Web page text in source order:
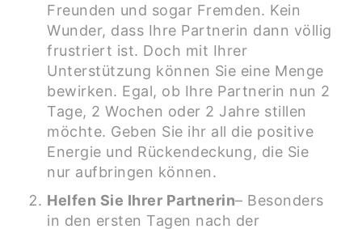
Freunden und sogar Fremden. Kein
Wunder, dass Ihre Partnerin dann völlig
frustriert ist. Doch mit Ihrer
Unterstützung können Sie eine Menge
bewirken. Egal, ob Ihre Partnerin nun 2
Tage, 2 Wochen oder 2 Jahre stillen
möchte. Geben Sie ihr all die positive
Energie und Rückendeckung, die Sie
nur aufbringen können.
Helfen Sie Ihrer Partnerin– Besonders
in den ersten Tagen nach der